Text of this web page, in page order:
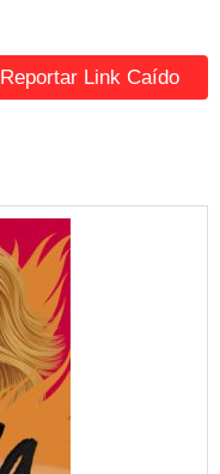
Reportar Link Caído